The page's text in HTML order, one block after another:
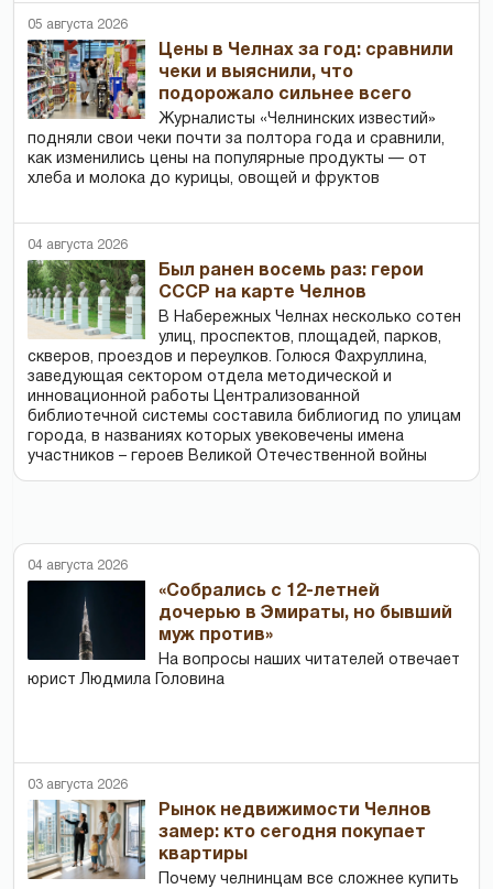
05 августа 2026
Цены в Челнах за год: сравнили
чеки и выяснили, что
подорожало сильнее всего
Журналисты «Челнинских известий»
подняли свои чеки почти за полтора года и сравнили,
как изменились цены на популярные продукты — от
хлеба и молока до курицы, овощей и фруктов
04 августа 2026
Был ранен восемь раз: герои
СССР на карте Челнов
В Набережных Челнах несколько сотен
улиц, проспектов, площадей, парков,
скверов, проездов и переулков. Голюся Фахруллина,
заведующая сектором отдела методической и
инновационной работы Централизованной
библиотечной системы составила библиогид по улицам
города, в названиях которых увековечены имена
участников – героев Великой Отечественной войны
04 августа 2026
«Собрались с 12-летней
дочерью в Эмираты, но бывший
муж против»
На вопросы наших читателей отвечает
юрист Людмила Головина
03 августа 2026
Рынок недвижимости Челнов
замер: кто сегодня покупает
квартиры
Почему челнинцам все сложнее купить